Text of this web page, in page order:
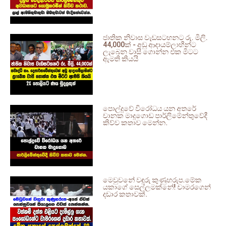
ජාතික නිවාස වැඩසටහනට රු. මිලි.
44,000ක් - අඩු ආදායම්ලාභීන්ට
ලැබෙන වාසි ගොන්න එක මිටට
ඇමති කියයි
පොල්දුවේ විරෝධය යන අතරේ
චානක මාදුගොඩ පාර්ලිමේන්තුවේදී
කිව්ව කතාව මෙන්න.
මෙවුවනේ වඳුරු කුණුහරුප.මේක
යකාගේ සෙල්ලමක්නේ! චාමරගෙන්
දඩාර කතාවක්.